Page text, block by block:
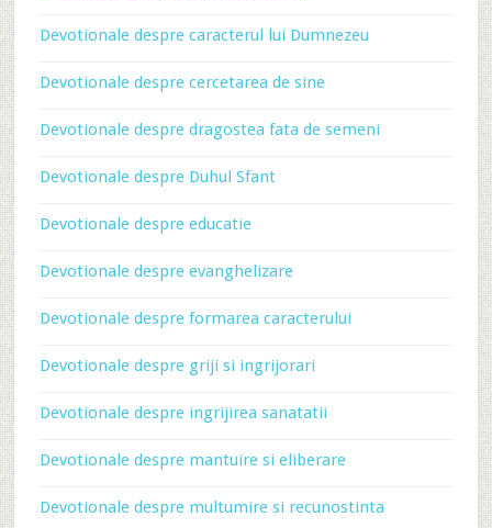
Devotionale despre caracterul lui Dumnezeu
Devotionale despre cercetarea de sine
Devotionale despre dragostea fata de semeni
Devotionale despre Duhul Sfant
Devotionale despre educatie
Devotionale despre evanghelizare
Devotionale despre formarea caracterului
Devotionale despre griji si ingrijorari
Devotionale despre ingrijirea sanatatii
Devotionale despre mantuire si eliberare
Devotionale despre multumire si recunostinta